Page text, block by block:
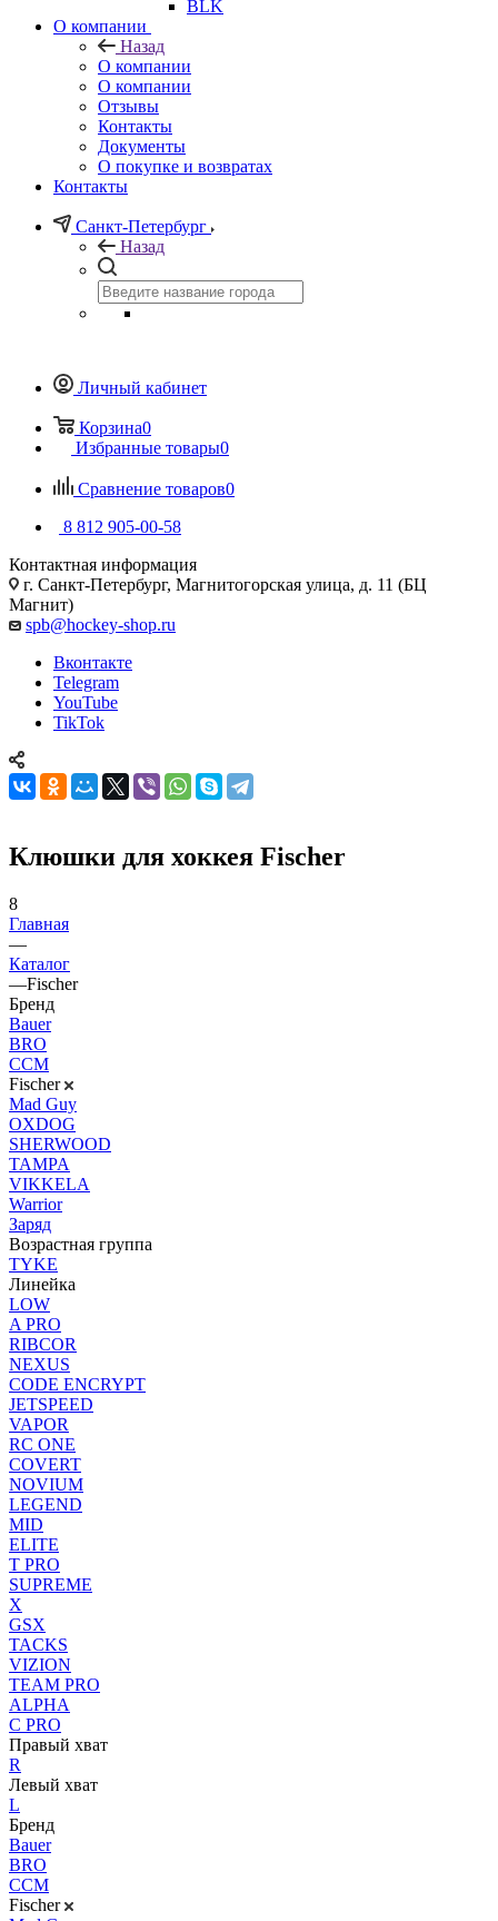
BLK
О компании
Назад
О компании
О компании
Отзывы
Контакты
Документы
О покупке и возвратах
Контакты
Санкт-Петербург
Назад
Личный кабинет
Корзина0
Избранные товары0
Сравнение товаров0
8 812 905-00-58
Контактная информация
г. Санкт-Петербург, Магнитогорская улица, д. 11 (БЦ
Магнит)
spb@hockey-shop.ru
Вконтакте
Telegram
YouTube
TikTok
Клюшки для хоккея Fischer
8
Главная
—
Каталог
—Fischer
Бренд
Bauer
BRO
CCM
Fischer
Mad Guy
OXDOG
SHERWOOD
TAMPA
VIKKELA
Warrior
Заряд
Возрастная группа
TYKE
Линейка
LOW
A PRO
RIBCOR
NEXUS
CODE ENCRYPT
JETSPEED
VAPOR
RC ONE
COVERT
NOVIUM
LEGEND
MID
ELITE
T PRO
SUPREME
X
GSX
TACKS
VIZION
TEAM PRO
ALPHA
C PRO
Правый хват
R
Левый хват
L
Бренд
Bauer
BRO
CCM
Fischer